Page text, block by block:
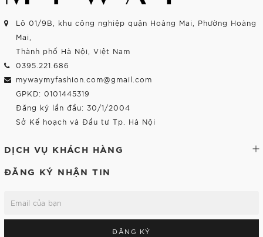
Lô 01/9B, khu công nghiệp quận Hoàng Mai, Phường Hoàng
Mai,
Thành phố Hà Nội, Việt Nam
0395.221.686
mywaymyfashion.com@gmail.com
GPKD: 0101445319
Đăng ký lần đầu: 30/1/2004
Sở Kế hoạch và Đầu tư Tp. Hà Nội
DỊCH VỤ KHÁCH HÀNG
ĐĂNG KÝ NHẬN TIN
ĐĂNG KÝ